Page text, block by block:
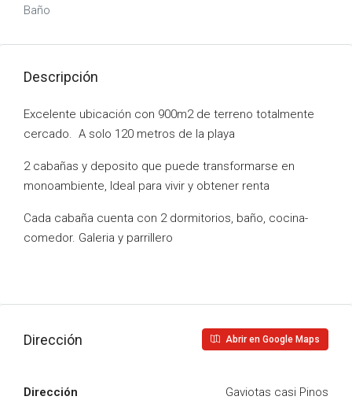
Baño
Descripción
Excelente ubicación con 900m2 de terreno totalmente
cercado. A solo 120 metros de la playa
2 cabañas y deposito que puede transformarse en
monoambiente, Ideal para vivir y obtener renta
Cada cabaña cuenta con 2 dormitorios, baño, cocina-
comedor. Galeria y parrillero
Dirección Abrir en Google Maps
Dirección Gaviotas casi Pinos